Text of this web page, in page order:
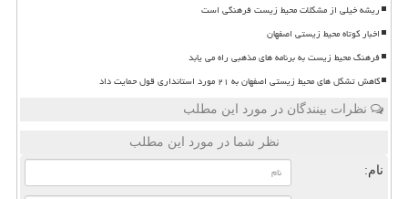
ریشه خیلی از مشکلات محیط زیست فرهنگی است
اخبار کوتاه محیط زیستی اصفهان
فرهنگ محیط زیست به برنامه های مذهبی راه می یابد
کاهش تشکل های محیط زیستی اصفهان به ۲۱ مورد استانداری قول حمایت داد
نظرات بینندگان در مورد این مطلب
نظر شما در مورد این مطلب
نام: